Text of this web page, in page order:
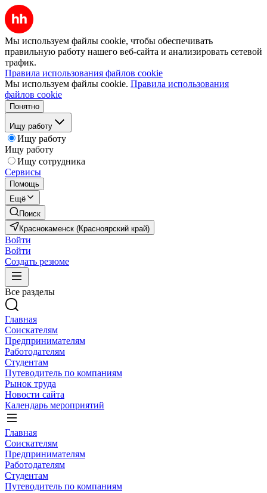
Мы используем файлы cookie, чтобы обеспечивать
правильную работу нашего веб-сайта и анализировать сетевой
трафик.
Правила использования файлов cookie
Мы используем файлы cookie. Правила использования
файлов cookie
Понятно
Ищу работу
Ищу работу
Ищу работу
Ищу сотрудника
Сервисы
Помощь
Ещё
Поиск
Краснокаменск (Красноярский край)
Войти
Войти
Создать резюме
Все разделы
Главная
Соискателям
Предпринимателям
Работодателям
Студентам
Путеводитель по компаниям
Рынок труда
Новости сайта
Календарь мероприятий
Главная
Соискателям
Предпринимателям
Работодателям
Студентам
Путеводитель по компаниям